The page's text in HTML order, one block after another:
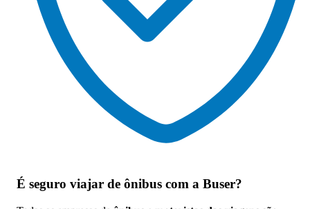
É seguro viajar de ônibus com a Buser?